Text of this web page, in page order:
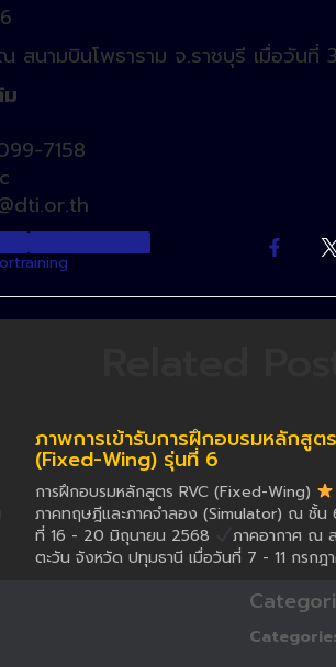
สนามบินโพธาราม จ.ราชบุรี เมื่อวัน
7158
training
ภาพการเข้ารับการฝึกอบรมหลักสูต
(Fixed-Wing) รุ่นที่ 6
การฝึกอบรมหลักสูตร RVC (Fixed-Wing)
ภาคทฤษฎีและภาคจำลอง (Simulator) ณ ชั้น
ที่ 16 - 20 มิถุนายน 2568
ภาคอากาศ ณ
ตะวัน จังหวัด ปทุมธานี เมื่อวันที่ 7 - 11 กรกฎ